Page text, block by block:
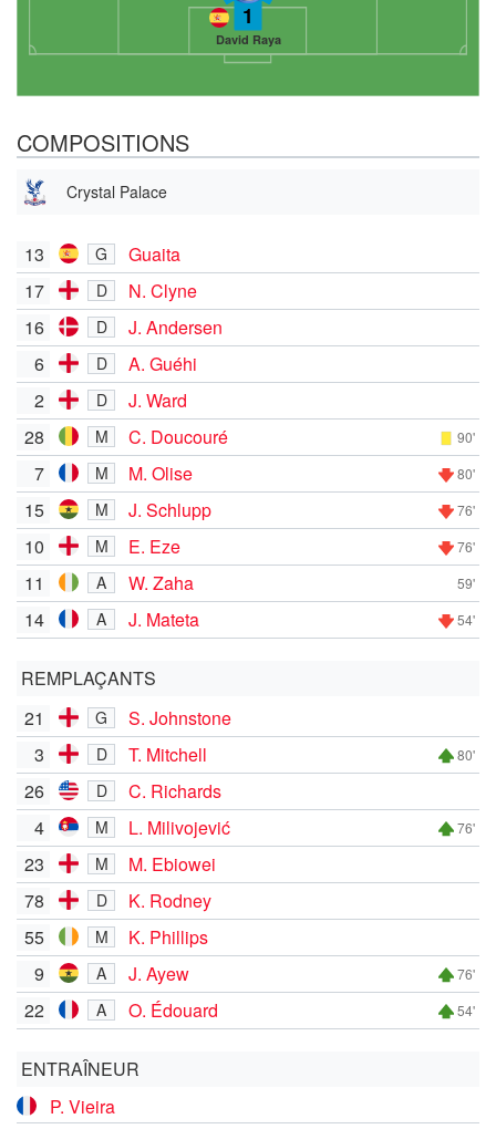
1
David Raya
COMPOSITIONS
Crystal Palace
13 G
Guaita
17
D
N. Clyne
16
D
J. Andersen
6
D
A. Guéhi
2
D
J. Ward
28
M C. Doucouré 90'
7 M M. Olise 80'
15 M J. Schlupp 76'
10 M E. Eze 76'
11 A W. Zaha 59'
14 A J. Mateta 54'
REMPLAÇANTS
21
G
S. Johnstone
3
D T. Mitchell 80'
26 D
C. Richards
4
M L. Milivojević 76'
23 M
M. Ebiowei
78
D
K. Rodney
55
M
K. Phillips
9
A J. Ayew 76'
22 A O. Édouard 54'
ENTRAÎNEUR
P. Vieira